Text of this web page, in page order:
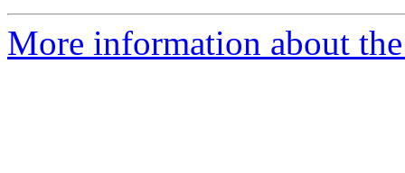
More information about